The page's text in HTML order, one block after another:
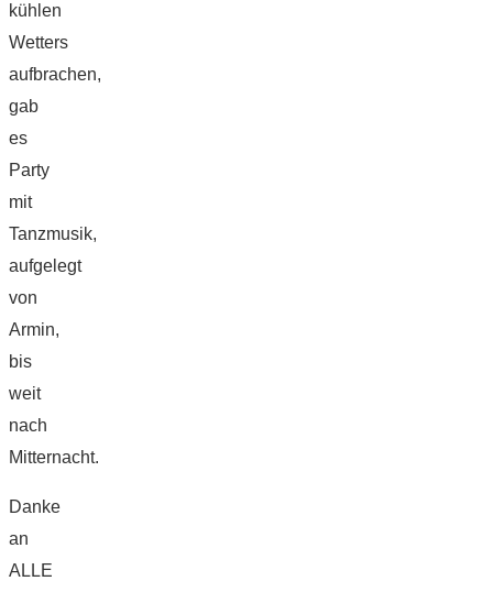
kühlen
Wetters
aufbrachen,
gab
es
Party
mit
Tanzmusik,
aufgelegt
von
Armin,
bis
weit
nach
Mitternacht.
Danke
an
ALLE